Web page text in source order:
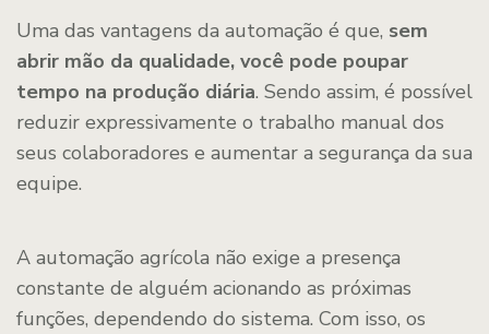
Uma das vantagens da automação é que, sem
abrir mão da qualidade, você pode poupar
tempo na produção diária. Sendo assim, é possível
reduzir expressivamente o trabalho manual dos
seus colaboradores e aumentar a segurança da sua
equipe.
A automação agrícola não exige a presença
constante de alguém acionando as próximas
funções, dependendo do sistema. Com isso, os